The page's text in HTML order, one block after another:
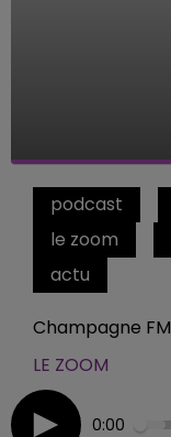
podcast
le zoom
actu
Champagne FM
LE ZOOM
0:00